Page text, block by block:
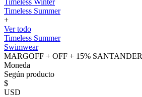
Timeless Winter
Timeless Summer
+
Ver todo
Timeless Summer
Swimwear
MARGOFF + OFF + 15% SANTANDER
Moneda
Según producto
$
USD